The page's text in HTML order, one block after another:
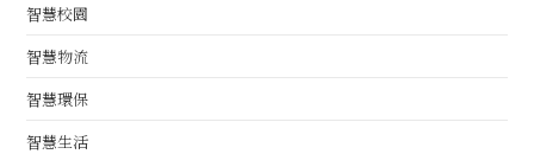
智慧校園
智慧物流
智慧環保
智慧生活